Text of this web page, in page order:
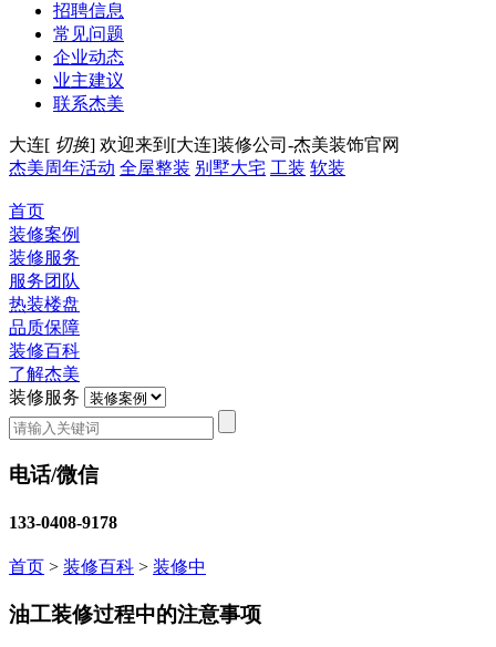
招聘信息
常见问题
企业动态
业主建议
联系杰美
大连[ 切换] 欢迎来到[大连]装修公司-杰美装饰官网
杰美周年活动 全屋整装 别墅大宅 工装 软装
首页
装修案例
装修服务
服务团队
热装楼盘
品质保障
装修百科
了解杰美
装修服务
电话/微信
133-0408-9178
首页 > 装修百科 > 装修中
油工装修过程中的注意事项